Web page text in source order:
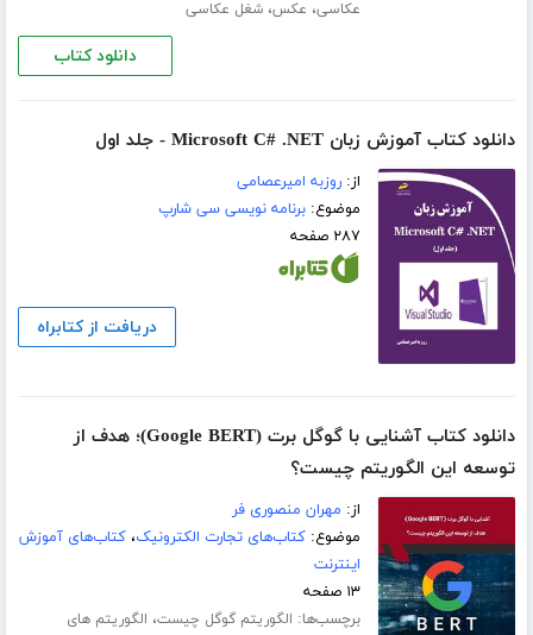
عکاسی، عکس،شغل عکاسی
دانلود کتاب
دانلود کتاب آموزش زبان Microsoft C# .NET - جلد اول
از:روزبه امیرعصامی
موضوع:برنامه نویسی سی شارپ
۲۸۷ صفحه
دریافت از کتابراه
دانلود کتاب آشنایی با گوگل برت (Google BERT)؛ هدف از
توسعه این الگوریتم چیست؟
از: مهران منصوری فر
موضوع:کتاب‌های تجارت الکترونیک،کتاب‌های آموزش
اینترنت
۱۳ صفحه
برچسب‌ها: الگوریتم گوگل چیست، الگوریتم های